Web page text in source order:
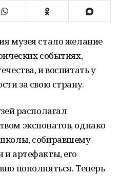
музея стало желание
событиях,
и воспитать у
за свою страну.
располагал
экспонатов, однако
собиравшему
артефакты, его
пополняться. Теперь